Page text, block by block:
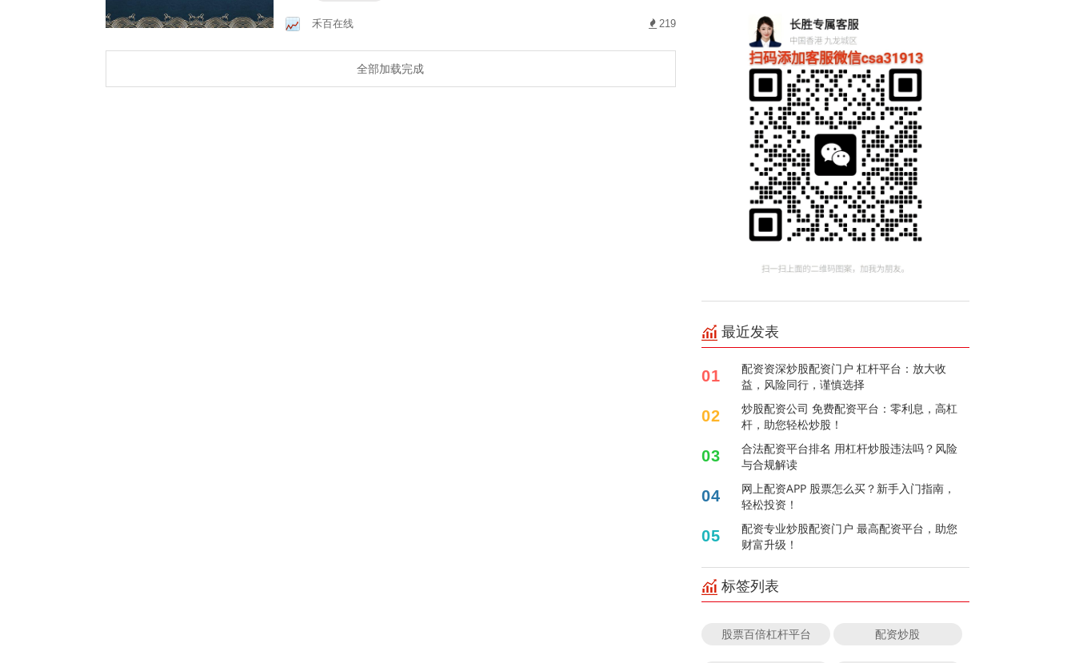
禾百在线 219
全部加载完成
最近发表
01
配资资深炒股配资门户 杠杆平台：放大收
益，风险同行，谨慎选择
02
炒股配资公司 免费配资平台：零利息，高杠
杆，助您轻松炒股！
03
合法配资平台排名 用杠杆炒股违法吗？风险
与合规解读
04
网上配资APP 股票怎么买？新手入门指南，
轻松投资！
05
配资专业炒股配资门户 最高配资平台，助您
财富升级！
标签列表
股票百倍杠杆平台 配资炒股